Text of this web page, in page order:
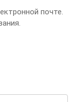
почте.